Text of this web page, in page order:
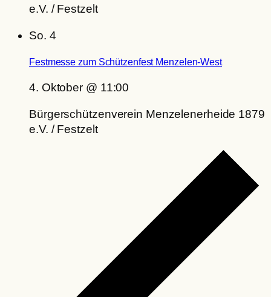
e.V. / Festzelt
So. 4
Festmesse zum Schützenfest Menzelen-West
4. Oktober @ 11:00
Bürgerschützenverein Menzelenerheide 1879
e.V. / Festzelt